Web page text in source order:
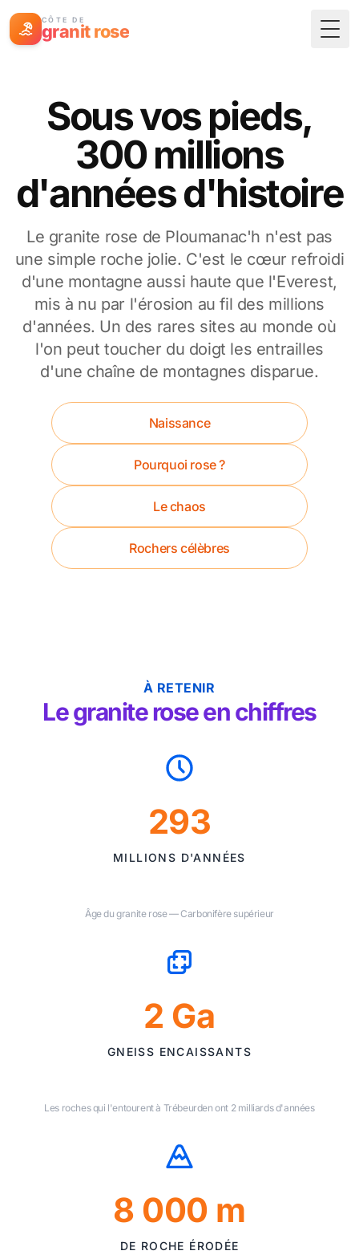
CÔTE DE
granit rose
Sous vos pieds,
300 millions
d'années d'histoire
Le granite rose de Ploumanac'h n'est pas
une simple roche jolie. C'est le cœur refroidi
d'une montagne aussi haute que l'Everest,
mis à nu par l'érosion au fil des millions
d'années. Un des rares sites au monde où
l'on peut toucher du doigt les entrailles
d'une chaîne de montagnes disparue.
Naissance
Pourquoi rose ?
Le chaos
Rochers célèbres
À RETENIR
Le granite rose en chiffres
293
MILLIONS D'ANNÉES
Âge du granite rose — Carbonifère supérieur
2 Ga
GNEISS ENCAISSANTS
Les roches qui l'entourent à Trébeurden ont 2 milliards d'années
8 000 m
DE ROCHE ÉRODÉE